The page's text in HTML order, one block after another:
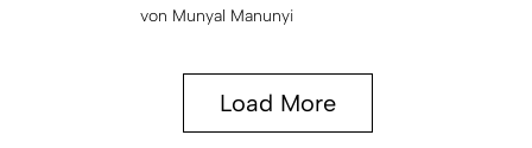
von Munyal Manunyi
Load More